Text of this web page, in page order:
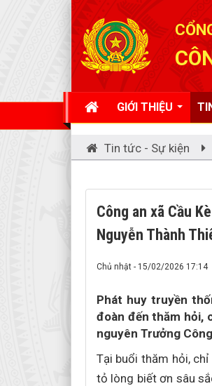
GIỚI THIỆU
Tin tức - Sự kiện
Công an xã Cầu
Nguyễn Thành
Chủ nhật - 15/02/2026 17:14
Phát huy truyền
đoàn đến thăm hỏi,
nguyên Trưởng
Tại buổi thăm hỏi,
tỏ lòng biết ơn sâu